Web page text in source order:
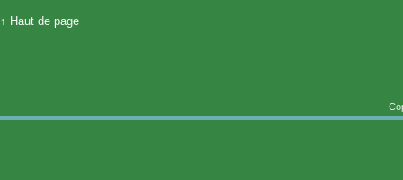
↑ Haut de page